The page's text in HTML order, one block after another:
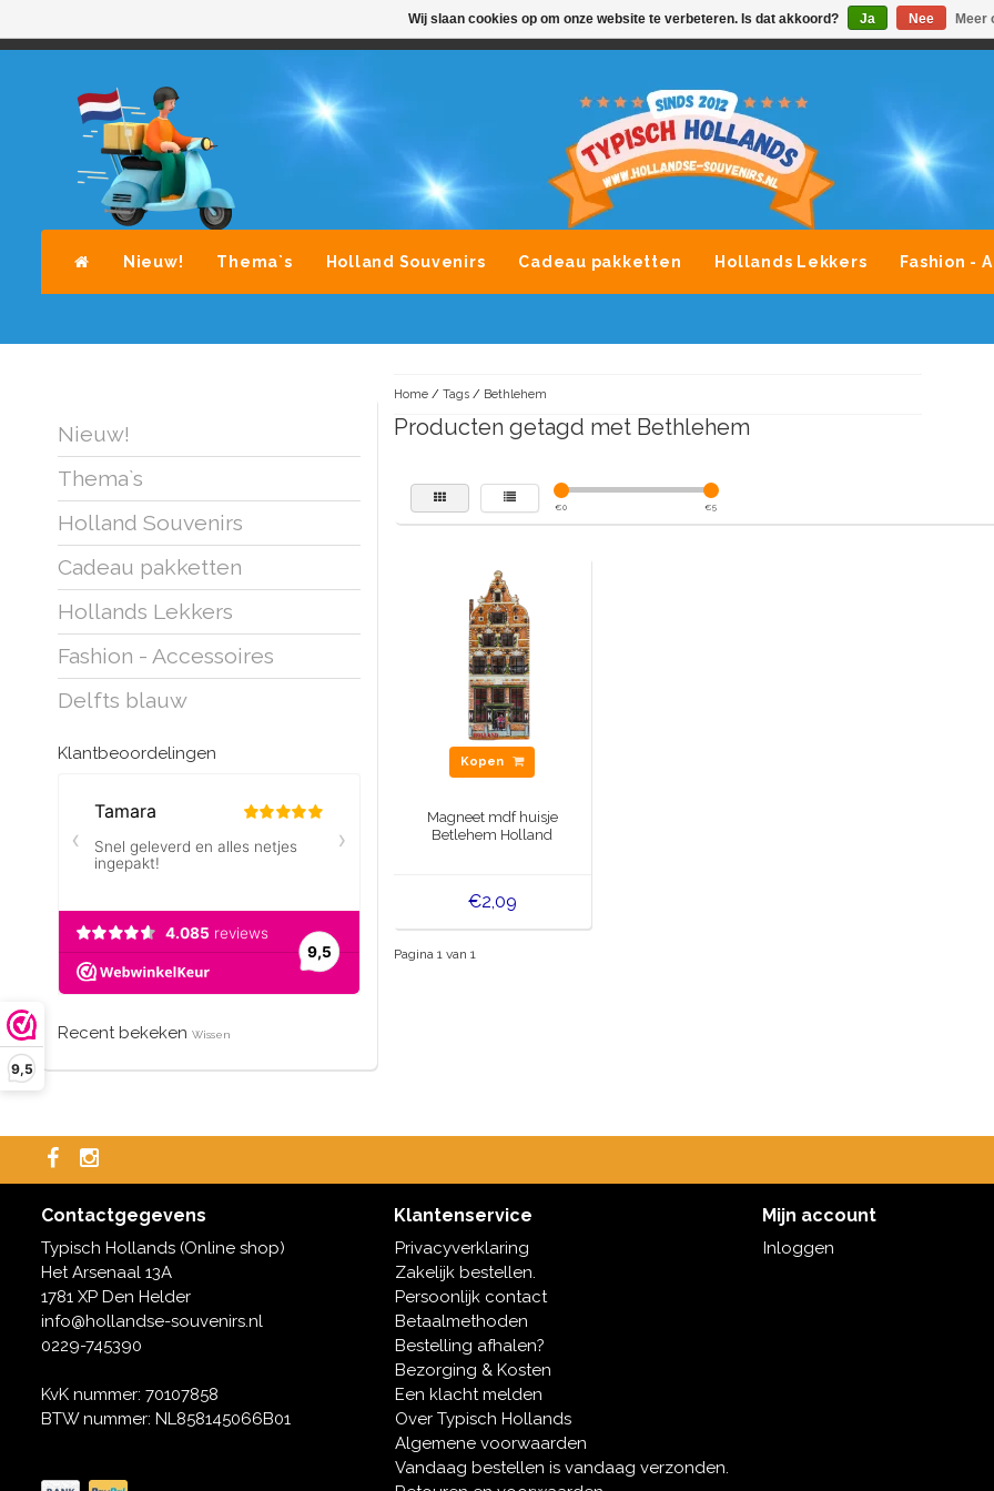
9,5
AVONDLEVERING MOGELIJK ALLE MERKEN SOUVENIRS
Nieuw! Thema`s Holland Souvenirs Cadeau pakketten Hollands Lekkers Fashion -
Nieuw!
Thema`s
Holland Souvenirs
Cadeau pakketten
Hollands Lekkers
Fashion - Accessoires
Delfts blauw
Klantbeoordelingen
Recent bekeken Wissen
Home/ Tags/ Bethlehem
Producten getagd met Bethlehem
€0 €5
Kopen
Magneet mdf huisje
Betlehem Holland
€2,09
Pagina 1 van 1
Contactgegevens
Typisch Hollands (Online shop)
Het Arsenaal 13A
1781 XP Den Helder
info@hollandse-souvenirs.nl
0229-745390
KvK nummer: 70107858
BTW nummer: NL858145066B01
Klantenservice
Privacyverklaring
Zakelijk bestellen.
Persoonlijk contact
Betaalmethoden
Bestelling afhalen?
Bezorging & Kosten
Een klacht melden
Over Typisch Hollands
Algemene voorwaarden
Vandaag bestellen is vandaag verzonden.
Mijn account
Inloggen
Wij slaan cookies op om onze website te verbeteren. Is dat akkoord? Ja Nee Meer